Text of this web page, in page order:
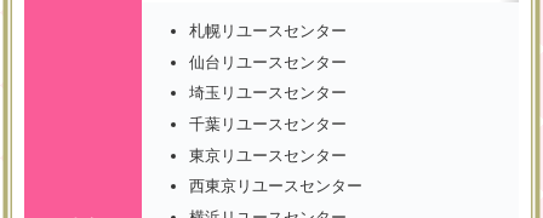
札幌リユースセンター
仙台リユースセンター
埼玉リユースセンター
千葉リユースセンター
東京リユースセンター
西東京リユースセンター